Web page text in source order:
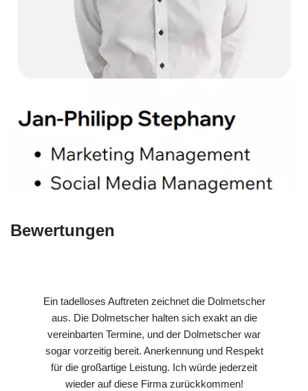
Bewertungen
Ein tadelloses Auftreten zeichnet die Dolmetscher
aus. Die Dolmetscher halten sich exakt an die
vereinbarten Termine, und der Dolmetscher war
sogar vorzeitig bereit. Anerkennung und Respekt
für die großartige Leistung. Ich würde jederzeit
wieder auf diese Firma zurückkommen!